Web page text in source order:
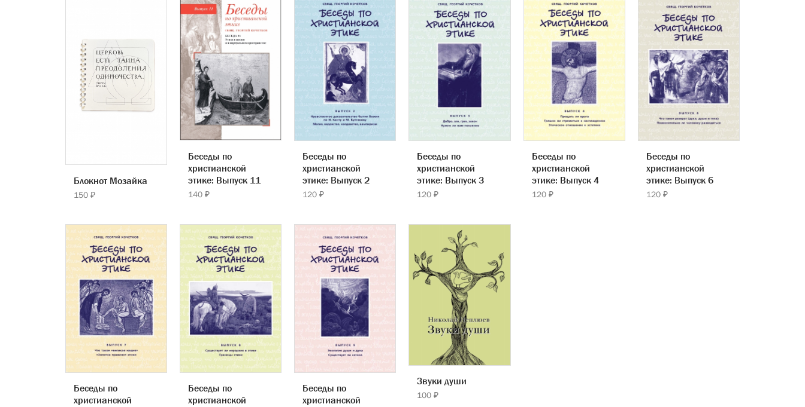
Блокнот Мозайка
150 ₽
Беседы по
христианской
этике: Выпуск 11
140 ₽
Беседы по
христианской
этике: Выпуск 2
120 ₽
Беседы по
христианской
этике: Выпуск 3
120 ₽
Беседы по
христианской
этике: Выпуск 4
120 ₽
Беседы по
христианской
этике: Выпуск 6
120 ₽
Беседы по
христианской
Беседы по
христианской
Беседы по
христианской
Звуки души
100 ₽